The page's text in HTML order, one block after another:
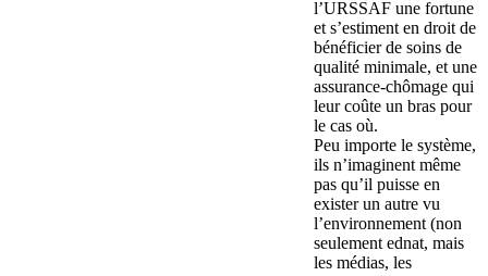
l’URSSAF une fortune
et s’estiment en droit de
bénéficier de soins de
qualité minimale, et une
assurance-chômage qui
leur coûte un bras pour
le cas où.
Peu importe le système,
ils n’imaginent même
pas qu’il puisse en
exister un autre vu
l’environnement (non
seulement ednat, mais
les médias, les